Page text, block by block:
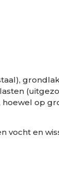
op
vocht en